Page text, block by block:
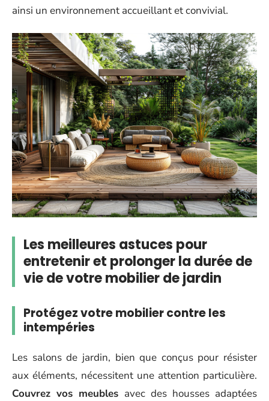
ainsi un environnement accueillant et convivial.
Les meilleures astuces pour
entretenir et prolonger la durée de
vie de votre mobilier de jardin
Protégez votre mobilier contre les
intempéries
Les salons de jardin, bien que conçus pour résister
aux éléments, nécessitent une attention particulière.
Couvrez vos meubles avec des housses adaptées